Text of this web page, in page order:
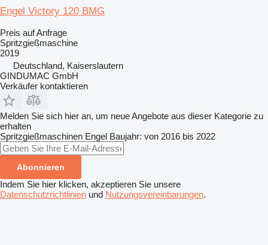
Engel Victory 120 BMG
Preis auf Anfrage
Spritzgießmaschine
2019
Deutschland, Kaiserslautern
GINDUMAC GmbH
Verkäufer kontaktieren
Melden Sie sich hier an, um neue Angebote aus dieser Kategorie zu
erhalten
Spritzgießmaschinen Engel Baujahr: von 2016 bis 2022
Abonnieren
Indem Sie hier klicken, akzeptieren Sie unsere
Datenschutzrichtlinien und Nutzungsvereinbarungen.